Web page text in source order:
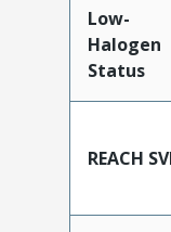
Low-
Halogen
Status
REACH